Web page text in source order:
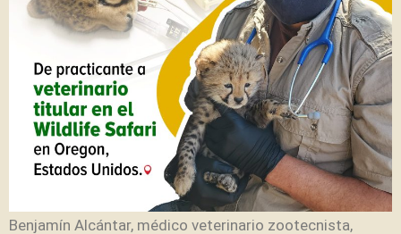
Benjamín Alcántar, médico veterinario zootecnista,